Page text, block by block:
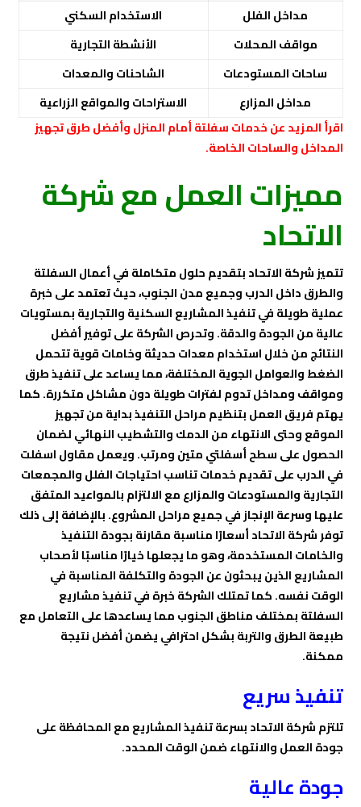
مداخل الفلل
الاستخدام السكني
مواقف المحلات
الأنشطة التجارية
ساحات المستودعات
الشاحنات والمعدات
مداخل المزارع
الاستراحات والمواقع الزراعية
اقرأ المزيد عن خدماتسفلتة أمام المنزلوأفضل طرق تجهيز
المداخل والساحات الخاصة.
مميزات العمل مع شركة
الاتحاد
تتميز شركة الاتحاد بتقديم حلول متكاملة في أعمال السفلتة
والطرق داخل الدرب وجميع مدن الجنوب، حيث تعتمد على خبرة
عملية طويلة في تنفيذ المشاريع السكنية والتجارية بمستويات
عالية من الجودة والدقة. وتحرص الشركة على توفير أفضل
النتائج من خلال استخدام معدات حديثة وخامات قوية تتحمل
الضغط والعوامل الجوية المختلفة، مما يساعد على تنفيذ طرق
ومواقف ومداخل تدوم لفترات طويلة دون مشاكل متكررة. كما
يهتم فريق العمل بتنظيم مراحل التنفيذ بداية من تجهيز
الموقع وحتى الانتهاء من الدمك والتشطيب النهائي لضمان
الحصول على سطح أسفلتي متين ومرتب. ويعمل مقاول اسفلت
في الدرب على تقديم خدمات تناسب احتياجات الفلل والمجمعات
التجارية والمستودعات والمزارع مع الالتزام بالمواعيد المتفق
عليها وسرعة الإنجاز في جميع مراحل المشروع. بالإضافة إلى ذلك
توفر شركة الاتحاد أسعارًا مناسبة مقارنة بجودة التنفيذ
والخامات المستخدمة، وهو ما يجعلها خيارًا مناسبًا لأصحاب
المشاريع الذين يبحثون عن الجودة والتكلفة المناسبة في
الوقت نفسه. كما تمتلك الشركة خبرة في تنفيذ مشاريع
السفلتة بمختلف مناطق الجنوب مما يساعدها على التعامل مع
طبيعة الطرق والتربة بشكل احترافي يضمن أفضل نتيجة
ممكنة.
تنفيذ سريع
تلتزم شركة الاتحاد بسرعة تنفيذ المشاريع مع المحافظة على
جودة العمل والانتهاء ضمن الوقت المحدد.
جودة عالية